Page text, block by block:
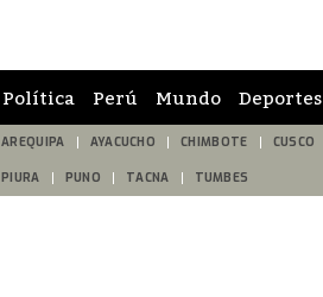
Política Perú Mundo Deportes
AREQUIPA AYACUCHO CHIMBOTE CUSCO
PIURA PUNO TACNA TUMBES